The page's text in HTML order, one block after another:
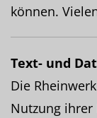
können.
Text- und
Die
Nutzung ihrer